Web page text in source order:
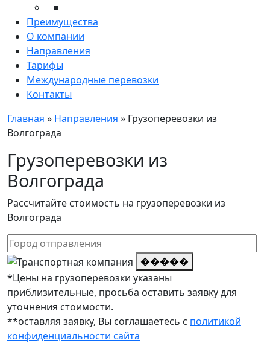
Преимущества
О компании
Направления
Тарифы
Международные перевозки
Контакты
Главная » Направления » Грузоперевозки из
Волгограда
Грузоперевозки из
Волгограда
Рассчитайте стоимость на грузоперевозки из
Волгограда
�����
*Цены на грузоперевозки указаны
приблизительные, просьба оставить заявку для
уточнения стоимости.
**оставляя заявку, Вы соглашаетесь с политикой
конфиденциальности сайта